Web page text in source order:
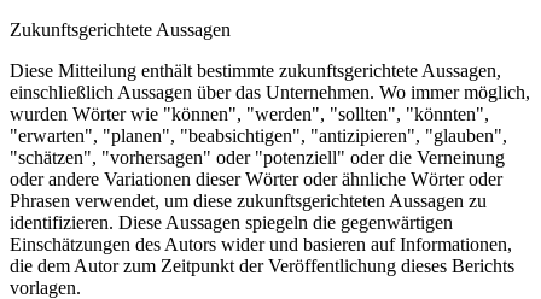
Zukunftsgerichtete Aussagen
Diese Mitteilung enthält bestimmte zukunftsgerichtete Aussagen,
einschließlich Aussagen über das Unternehmen. Wo immer möglich,
wurden Wörter wie "können", "werden", "sollten", "könnten",
"erwarten", "planen", "beabsichtigen", "antizipieren", "glauben",
"schätzen", "vorhersagen" oder "potenziell" oder die Verneinung
oder andere Variationen dieser Wörter oder ähnliche Wörter oder
Phrasen verwendet, um diese zukunftsgerichteten Aussagen zu
identifizieren. Diese Aussagen spiegeln die gegenwärtigen
Einschätzungen des Autors wider und basieren auf Informationen,
die dem Autor zum Zeitpunkt der Veröffentlichung dieses Berichts
vorlagen.